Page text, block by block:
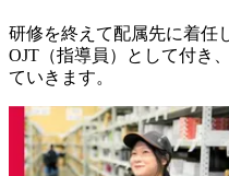
研修を終えて配属先に着任
OJT（指導員）として付き
ていきます。